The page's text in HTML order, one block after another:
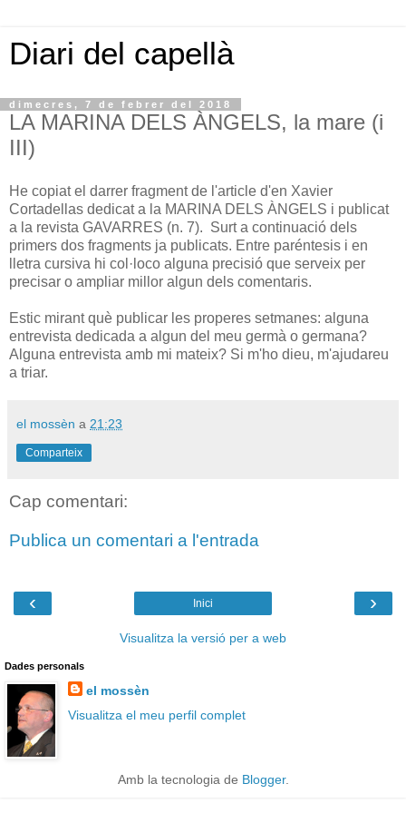
Diari del capellà
dimecres, 7 de febrer del 2018
LA MARINA DELS ÀNGELS, la mare (i
III)
He copiat el darrer fragment de l'article d'en Xavier
Cortadellas dedicat a la MARINA DELS ÀNGELS i publicat
a la revista GAVARRES (n. 7). Surt a continuació dels
primers dos fragments ja publicats. Entre paréntesis i en
lletra cursiva hi col·loco alguna precisió que serveix per
precisar o ampliar millor algun dels comentaris.
Estic mirant què publicar les properes setmanes: alguna
entrevista dedicada a algun del meu germà o germana?
Alguna entrevista amb mi mateix? Si m'ho dieu, m'ajudareu
a triar.
el mossèn a 21:23
Comparteix
Cap comentari:
Publica un comentari a l'entrada
‹ ›
Inici
Visualitza la versió per a web
Dades personals
el mossèn
Visualitza el meu perfil complet
Amb la tecnologia de Blogger.